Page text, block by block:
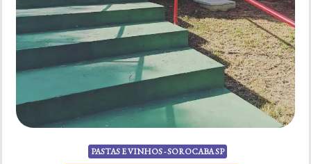
PASTAS E VINHOS - SOROCABA SP